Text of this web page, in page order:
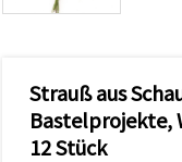
relevantere
Unterstützung
Partner für
Analyse
Strauß aus
Bastelprojekte,
12 Stück